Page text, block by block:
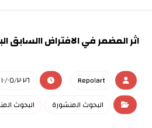
اثر المضمر في الافتراض االسابق
Repo١art
١٠/٠٥/٢٠٢٦
البحوث المنشورة
البحوث